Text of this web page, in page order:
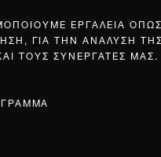
ΕΡΓΑΛΕΙΑ
ΓΙΑ ΤΗΝ ΑΝΑΛΥΣΗ
ΤΟΥΣ ΣΥΝΕΡΓΑΤΕΣ ΜΑΣ.